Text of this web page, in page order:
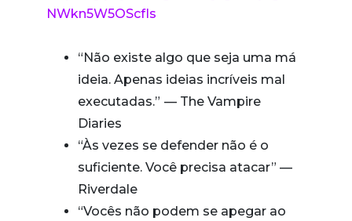
NWkn5W5OScfIs
“Não existe algo que seja uma má
ideia. Apenas ideias incríveis mal
executadas.” — The Vampire
Diaries
“Às vezes se defender não é o
suficiente. Você precisa atacar” —
Riverdale
“Vocês não podem se apegar ao